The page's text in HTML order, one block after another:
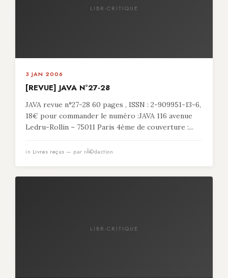
LIBR-CRITIQUE
3 JAN 2006
[REVUE] JAVA N°27-28
JAVA revue n°27-28 60 pages , ISSN : 2-909951-13-6,
18€ pour commander le numéro :JAVA 116 avenue
Ledru-Rollin – 75011 Paris 4ème de couverture :...
in Livres reçus — par rÃ©daction
LIBR-CRITIQUE